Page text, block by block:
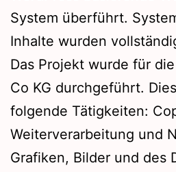
System überführt.
Inhalte wurden
Das Projekt wurde für
Co KG durchgeführt.
folgende Tätigkeiten:
Weiterverarbeitung und
Grafiken, Bilder und des